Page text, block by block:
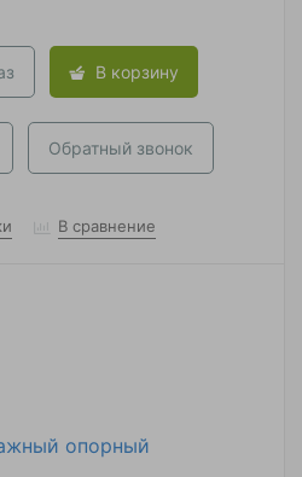
В корзину
Обратный звонок
В сравнение